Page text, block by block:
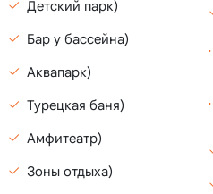
Детский парк)
Бар у бассейна)
Аквапарк)
Турецкая баня)
Амфитеатр)
Зоны отдыха)